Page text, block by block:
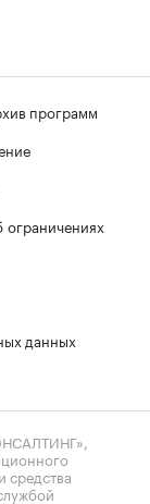
программ
данных
средства